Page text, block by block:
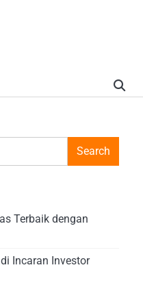
Search
Terbaik dengan
Incaran Investor